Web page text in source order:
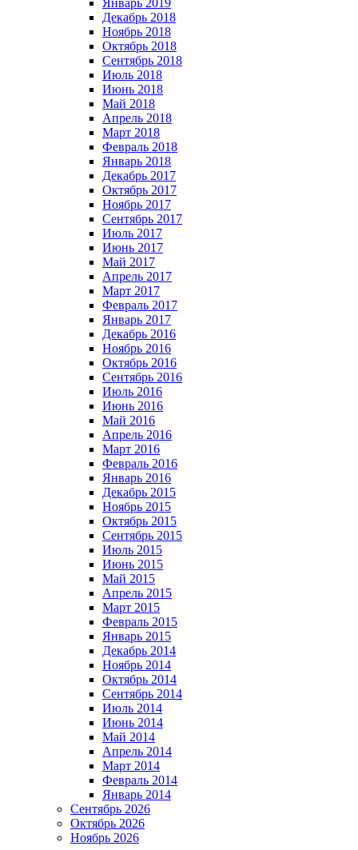
Январь 2019
Декабрь 2018
Ноябрь 2018
Октябрь 2018
Сентябрь 2018
Июль 2018
Июнь 2018
Май 2018
Апрель 2018
Март 2018
Февраль 2018
Январь 2018
Декабрь 2017
Октябрь 2017
Ноябрь 2017
Сентябрь 2017
Июль 2017
Июнь 2017
Май 2017
Апрель 2017
Март 2017
Февраль 2017
Январь 2017
Декабрь 2016
Ноябрь 2016
Октябрь 2016
Сентябрь 2016
Июль 2016
Июнь 2016
Май 2016
Апрель 2016
Март 2016
Февраль 2016
Январь 2016
Декабрь 2015
Ноябрь 2015
Октябрь 2015
Сентябрь 2015
Июль 2015
Июнь 2015
Май 2015
Апрель 2015
Март 2015
Февраль 2015
Январь 2015
Декабрь 2014
Ноябрь 2014
Октябрь 2014
Сентябрь 2014
Июль 2014
Июнь 2014
Май 2014
Апрель 2014
Март 2014
Февраль 2014
Январь 2014
Сентябрь 2026
Октябрь 2026
Ноябрь 2026